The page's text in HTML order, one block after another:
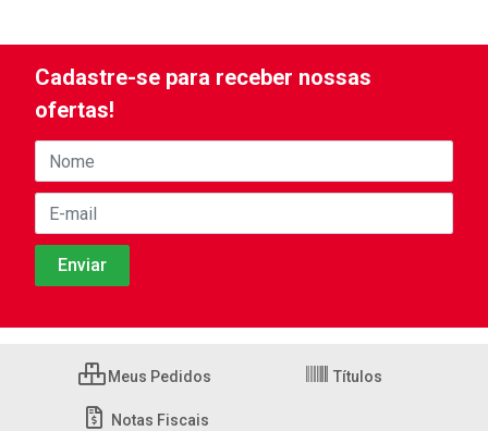
Cadastre-se para receber nossas
ofertas!
Meus Pedidos Títulos
Notas Fiscais